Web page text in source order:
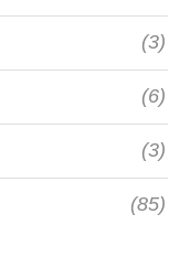
(3)
(6)
(3)
(85)